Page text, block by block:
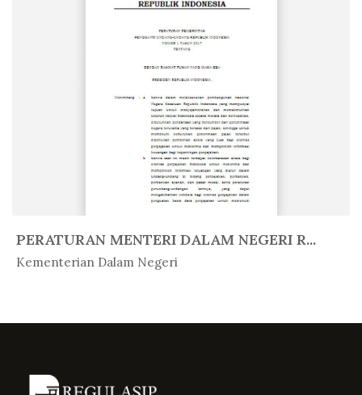
PERATURAN MENTERI DALAM NEGERI R...
Kementerian Dalam Negeri
In Peratur...